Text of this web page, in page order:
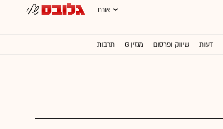
אורח
דעות שיווק ופרסום מגזין G תרבות